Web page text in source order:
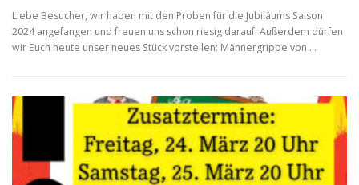
Liebe Besucher, wir haben mit den Proben für die Jubiläums Saison
2024 angefangen und freuen uns schon riesig darauf! Außerdem dürfen
wir Euch heute unser neues Stück vorstellen: Männergrippe von …